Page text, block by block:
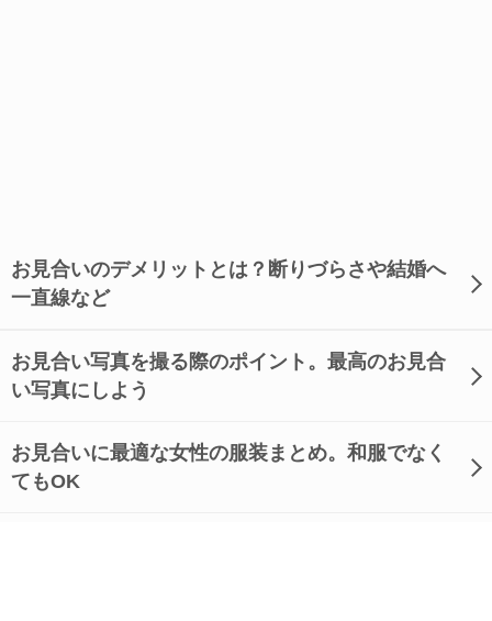
お見合いのデメリットとは？断りづらさや結婚へ
一直線など
お見合い写真を撮る際のポイント。最高のお見合
い写真にしよう
お見合いに最適な女性の服装まとめ。和服でなく
てもOK